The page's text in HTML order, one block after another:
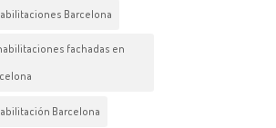
Barcelona
fachadas en
Barcelona